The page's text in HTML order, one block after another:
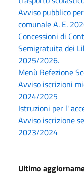
Avviso pubblico
comunale A. E.
Concessioni di
Semigratuita dei
2025/2026.
Menù Refezione
Avviso iscrizioni
2024/2025
Istruzioni per l'
Avviso iscrizione
2023/2024
Ultimo